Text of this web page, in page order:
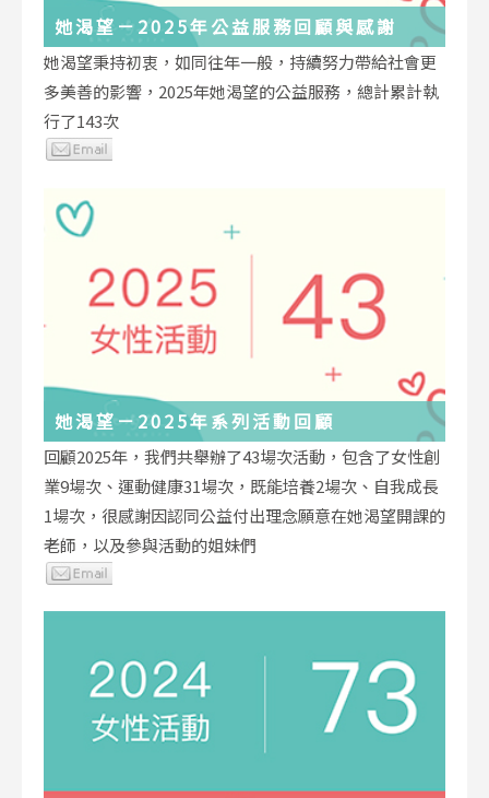
她渴望－2025年公益服務回顧與感謝
她渴望秉持初衷，如同往年一般，持續努力帶給社會更
多美善的影響，2025年她渴望的公益服務，總計累計執
行了143次
她渴望－2025年系列活動回顧
回顧2025年，我們共舉辦了43場次活動，包含了女性創
業9場次、運動健康31場次，既能培養2場次、自我成長
1場次，很感謝因認同公益付出理念願意在她渴望開課的
老師，以及參與活動的姐妹們